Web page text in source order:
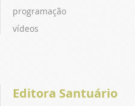
programação
vídeos
Editora Santuário